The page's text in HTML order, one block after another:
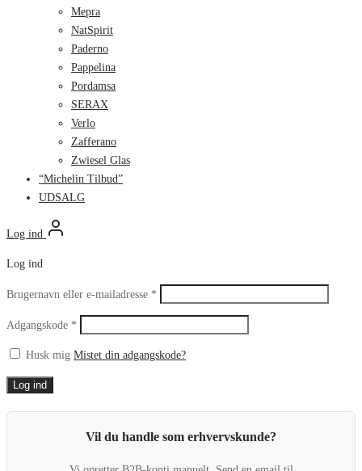
Mepra
NatSpirit
Paderno
Pappelina
Pordamsa
SERAX
Verlo
Zafferano
Zwiesel Glas
“Michelin Tilbud”
UDSALG
Log ind
Log ind
Brugernavn eller e-mailadresse *
Adgangskode *
Husk mig Mistet din adgangskode?
Log ind
Vil du handle som erhvervskunde?